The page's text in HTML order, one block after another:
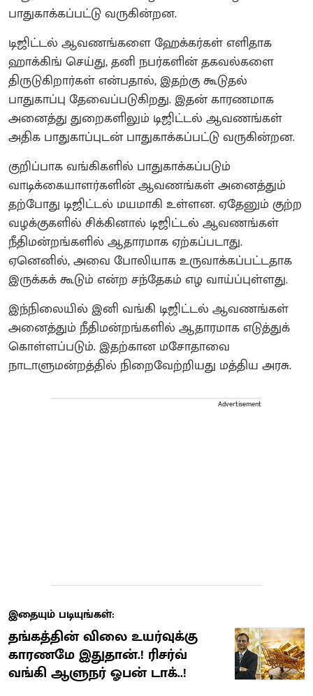
பாதுகாக்கப்பட்டு வருகின்றன.
டிஜிட்டல் ஆவணங்களை ஹேக்கர்கள் எளிதாக
ஹாக்கிங் செய்து, தனி நபர்களின் தகவல்களை
திருடுகிறார்கள் என்பதால், இதற்கு கூடுதல்
பாதுகாப்பு தேவைப்படுகிறது. இதன் காரணமாக
அனைத்து துறைகளிலும் டிஜிட்டல் ஆவணங்கள்
அதிக பாதுகாப்புடன் பாதுகாக்கப்பட்டு வருகின்றன.
குறிப்பாக வங்கிகளில் பாதுகாக்கப்படும்
வாடிக்கையாளர்களின் ஆவணங்கள் அனைத்தும்
தற்போது டிஜிட்டல் மயமாகி உள்ளன. ஏதேனும் குற்ற
வழக்குகளில் சிக்கினால் டிஜிட்டல் ஆவணங்கள்
நீதிமன்றங்களில் ஆதாரமாக ஏற்கப்படாது.
ஏனெனில், அவை போலியாக உருவாக்கப்பட்டதாக
இருக்கக் கூடும் என்ற சந்தேகம் எழ வாய்ப்புள்ளது.
இந்நிலையில் இனி வங்கி டிஜிட்டல் ஆவணங்கள்
அனைத்தும் நீதிமன்றங்களில் ஆதாரமாக எடுத்துக்
கொள்ளப்படும். இதற்கான மசோதாவை
நாடாளுமன்றத்தில் நிறைவேற்றியது மத்திய அரசு.
Advertisement
இதையும் படியுங்கள்:
தங்கத்தின் விலை உயர்வுக்கு
காரணமே இதுதான்.! ரிசர்வ்
வங்கி ஆளுநர் ஓபன் டாக்..!